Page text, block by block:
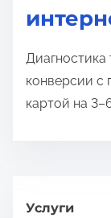
Диагностика
конверсии с
картой на
Услуги